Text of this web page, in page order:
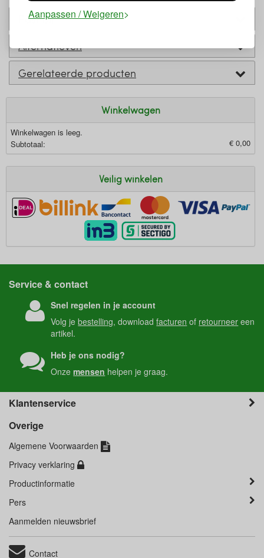
Aanpassen / Weigeren
Past bij
Alternatieven
Gerelateerde producten
Winkelwagen
Winkelwagen is leeg.
Subtotaal:
€ 0,00
Veilig winkelen
Service & contact
Snel regelen in je account
Volg jebestelling, downloadfacturen of retourneer een
artikel.
Heb je ons nodig?
Onzemensen helpen je graag.
Klantenservice
Overige
Algemene Voorwaarden
Privacy verklaring
Productinformatie
Pers
Aanmelden nieuwsbrief
Contact